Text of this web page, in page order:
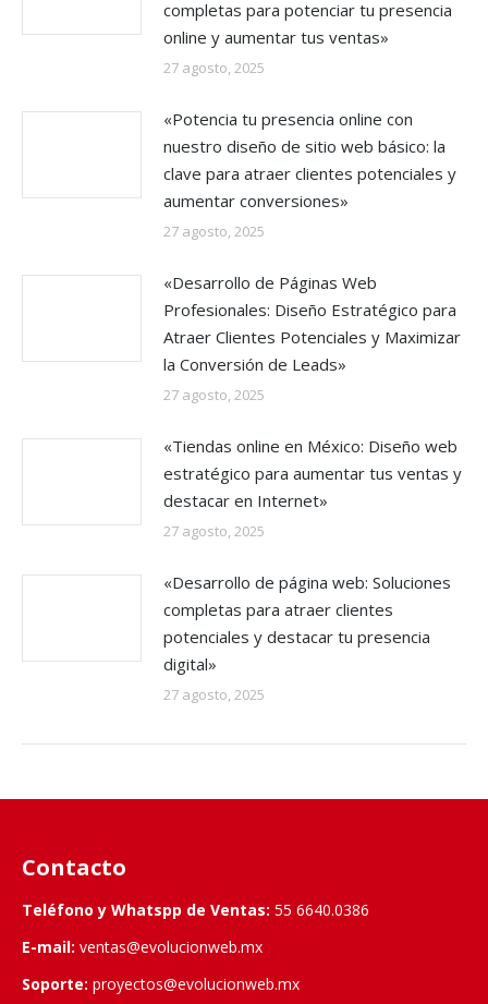
completas para potenciar tu presencia
online y aumentar tus ventas»
27 agosto, 2025
«Potencia tu presencia online con
nuestro diseño de sitio web básico: la
clave para atraer clientes potenciales y
aumentar conversiones»
27 agosto, 2025
«Desarrollo de Páginas Web
Profesionales: Diseño Estratégico para
Atraer Clientes Potenciales y Maximizar
la Conversión de Leads»
27 agosto, 2025
«Tiendas online en México: Diseño web
estratégico para aumentar tus ventas y
destacar en Internet»
27 agosto, 2025
«Desarrollo de página web: Soluciones
completas para atraer clientes
potenciales y destacar tu presencia
digital»
27 agosto, 2025
Contacto
Teléfono y Whatspp de Ventas: 55 6640.0386
E-mail: ventas@evolucionweb.mx
Soporte: proyectos@evolucionweb.mx